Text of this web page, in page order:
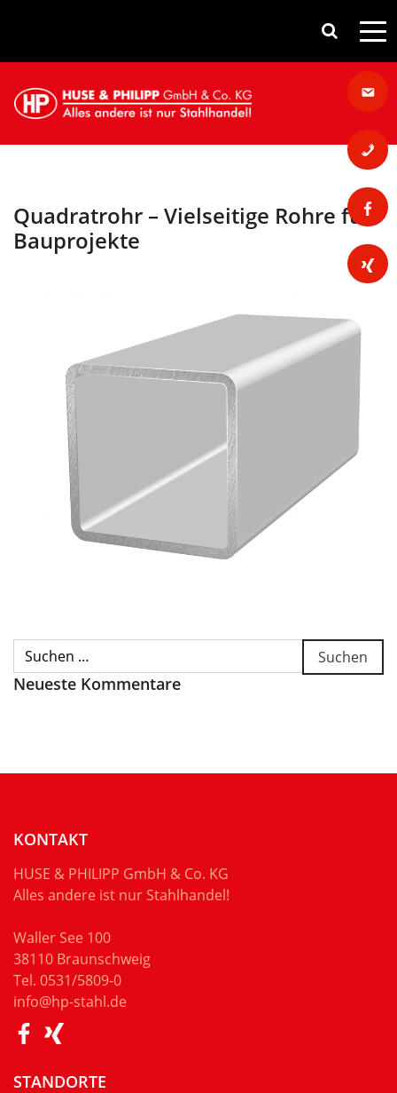
Quadratrohr – Vielseitige Rohre für
Bauprojekte
Suche nach:
Neueste Kommentare
KONTAKT
HUSE & PHILIPP GmbH & Co. KG
Alles andere ist nur Stahlhandel!
Waller See 100
38110 Braunschweig
Tel. 0531/5809-0
info@hp-stahl.de
STANDORTE